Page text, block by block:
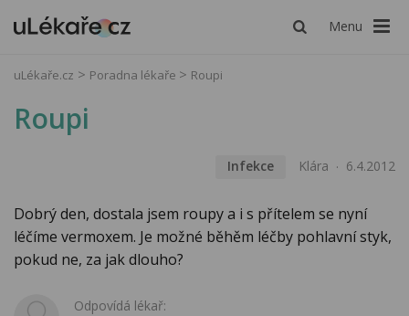
Menu
uLékaře.cz Poradna lékaře Roupi
Roupi
Infekce Klára 6.4.2012
Dobrý den, dostala jsem roupy a i s přítelem se nyní
léčíme vermoxem. Je možné běhěm léčby pohlavní styk,
pokud ne, za jak dlouho?
Odpovídá lékař: